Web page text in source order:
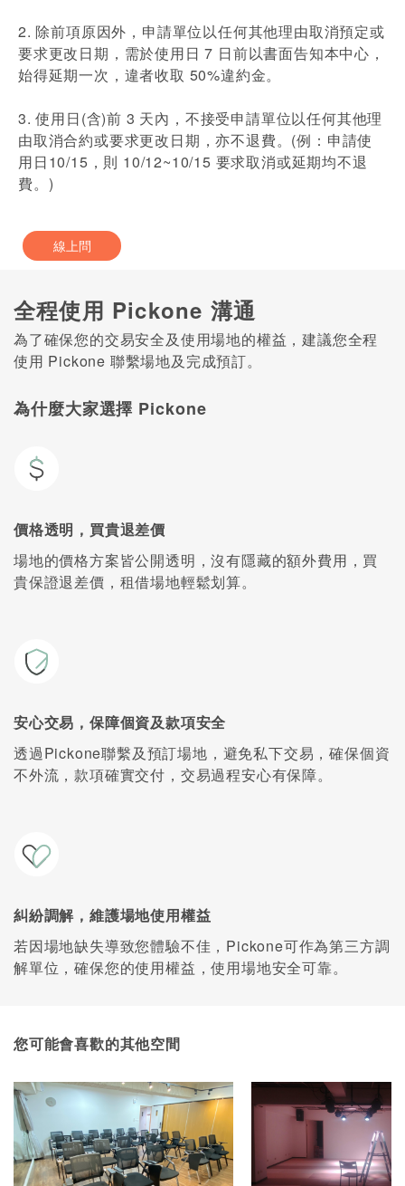
2. 除前項原因外，申請單位以任何其他理由取消預定或
要求更改日期，需於使用日 7 日前以書面告知本中心，
始得延期⼀次，違者收取 50%違約金。
3. 使用日(含)前 3 天內，不接受申請單位以任何其他理
由取消合約或要求更改日期，亦不退費。(例：申請使
用日10/15，則 10/12~10/15 要求取消或延期均不退
費。)
線上問
全程使用 Pickone 溝通
為了確保您的交易安全及使用場地的權益，建議您全程
使用 Pickone 聯繫場地及完成預訂。
為什麼大家選擇 Pickone
價格透明，買貴退差價
場地的價格方案皆公開透明，沒有隱藏的額外費用，買
貴保證退差價，租借場地輕鬆划算。
安心交易，保障個資及款項安全
透過Pickone聯繫及預訂場地，避免私下交易，確保個資
不外流，款項確實交付，交易過程安心有保障。
糾紛調解，維護場地使用權益
若因場地缺失導致您體驗不佳，Pickone可作為第三方調
解單位，確保您的使用權益，使用場地安全可靠。
您可能會喜歡的其他空間